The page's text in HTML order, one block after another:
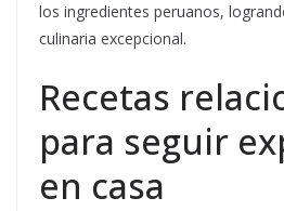
los ingredientes peruanos,
culinaria excepcional.
Recetas
para seguir
en casa